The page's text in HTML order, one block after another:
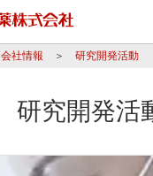
会社情報 研究開発活動
研究開発活